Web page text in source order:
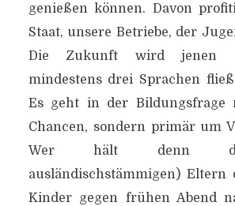
genießen können. Davon
Staat, unsere Betriebe, der
Die Zukunft wird jenen
mindestens drei Sprachen
Es geht in der
Chancen, sondern primär um
Wer hält denn
ausländischstämmigen) Eltern
Kinder gegen frühen Abend